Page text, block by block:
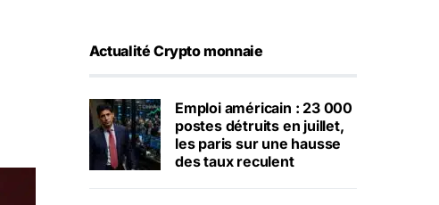
Actualité Crypto monnaie
Emploi américain : 23 000
postes détruits en juillet,
les paris sur une hausse
des taux reculent